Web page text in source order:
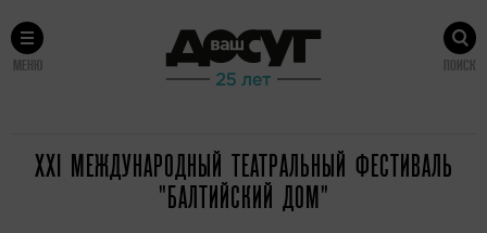
МЕНЮ ПОИСК
XXI МЕЖДУНАРОДНЫЙ ТЕАТРАЛЬНЫЙ ФЕСТИВАЛЬ
"БАЛТИЙСКИЙ ДОМ"